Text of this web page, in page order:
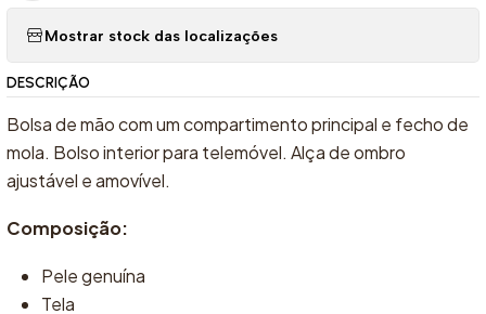
Mostrar stock das localizações
DESCRIÇÃO
Bolsa de mão com um compartimento principal e fecho de
mola. Bolso interior para telemóvel. Alça de ombro
ajustável e amovível.
Composição:
Pele genuína
Tela